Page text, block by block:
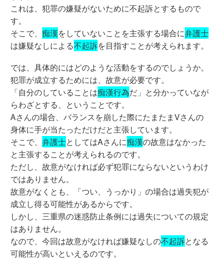
これは、犯罪の嫌疑がないために不起訴とするもので
す。
そこで、痴漢をしていないことを主張する場合に弁護士
は嫌疑なしによる不起訴を目指すことが考えられます。
では、具体的にはどのような活動をするのでしょうか。
犯罪が成立するためには、故意が必要です。
「自分のしていることは痴漢行為だ」と分かっていなが
らわざとする、ということです。
Aさんの場合、バランスを崩した際にたまたまVさんの
身体に手が当たっただけだと主張しています。
そこで、弁護士としてはAさんに痴漢の故意はなかった
と主張することが考えられるのです。
ただし、故意がなければ必ず犯罪にならないというわけ
ではありません。
故意がなくとも、「つい、うっかり」の場合は過失犯が
成立し得る可能性があるからです。
しかし、三重県の迷惑防止条例には過失についての規定
はありません。
なので、今回は故意がなければ嫌疑なしの不起訴となる
可能性が高いといえるのです。